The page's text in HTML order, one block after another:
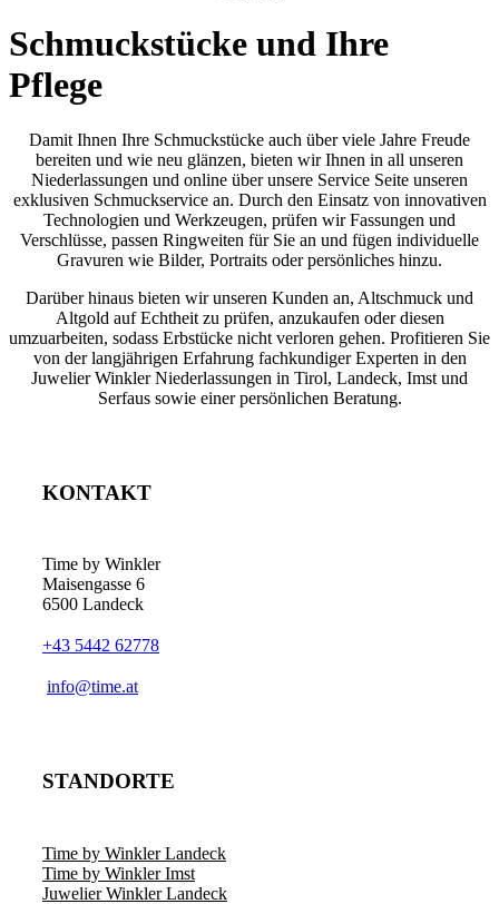
Schmuckstücke und Ihre
Pflege
Damit Ihnen Ihre Schmuckstücke auch über viele Jahre Freude
bereiten und wie neu glänzen, bieten wir Ihnen in all unseren
Niederlassungen und online über unsere Service Seite unseren
exklusiven Schmuckservice an. Durch den Einsatz von innovativen
Technologien und Werkzeugen, prüfen wir Fassungen und
Verschlüsse, passen Ringweiten für Sie an und fügen individuelle
Gravuren wie Bilder, Portraits oder persönliches hinzu.
Darüber hinaus bieten wir unseren Kunden an, Altschmuck und
Altgold auf Echtheit zu prüfen, anzukaufen oder diesen
umzuarbeiten, sodass Erbstücke nicht verloren gehen. Profitieren Sie
von der langjährigen Erfahrung fachkundiger Experten in den
Juwelier Winkler Niederlassungen in Tirol, Landeck, Imst und
Serfaus sowie einer persönlichen Beratung.
KONTAKT
Time by Winkler
Maisengasse 6
6500 Landeck
+43 5442 62778
­info@time.at
STANDORTE
Time by Winkler Landeck
Time by Winkler Imst
Juwelier Winkler Landeck